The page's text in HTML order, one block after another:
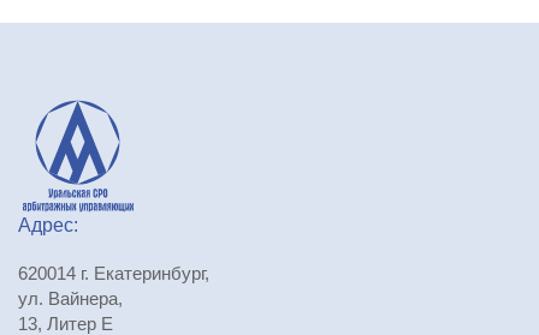
Адрес:
620014 г. Екатеринбург,
ул. Вайнера,
13, Литер Е